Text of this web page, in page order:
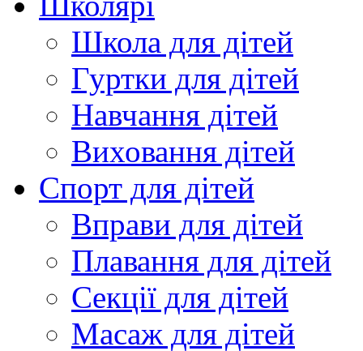
Школа для дітей
Гуртки для дітей
Навчання дітей
Виховання дітей
Спорт для дітей
Вправи для дітей
Плавання для дітей
Секції для дітей
Масаж для дітей